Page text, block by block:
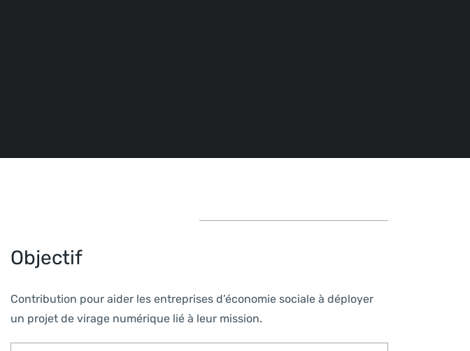
Objectif
Contribution pour aider les entreprises d’économie sociale à déployer
un projet de virage numérique lié à leur mission.